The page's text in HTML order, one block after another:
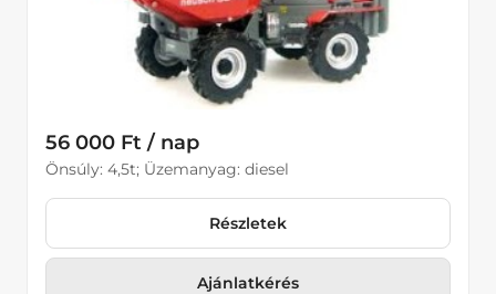
56 000 Ft / nap
Önsúly: 4,5t; Üzemanyag: diesel
Részletek
Ajánlatkérés